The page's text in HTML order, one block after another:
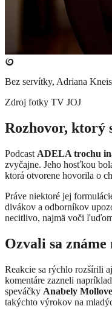
Bez servítky, Adriana
Zdroj fotky TV JOJ
Rozhovor, ktorý
Podcast ADELA trochu
zvyčajne. Jeho hosťkou
ktorá otvorene hovorila o
Práve niektoré jej
divákov a odborníkov
necitlivo, najmä voči
Ozvali sa známe
Reakcie sa rýchlo rozšírili
komentáre zazneli
speváčky Anabely
takýchto výrokov na